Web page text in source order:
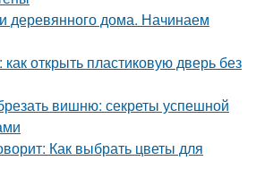
деревянного дома. Начинаем
открыть пластиковую дверь без
вишню: секреты успешной
Как выбрать цветы для